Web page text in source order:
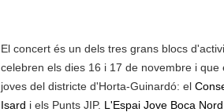
El concert és un dels tres grans blocs
celebren els dies 16 i 17 de novembre i que
joves del districte d'Horta-Guinardó: el
Isard i els Punts JIP. L'Espai Jove Boca Nord